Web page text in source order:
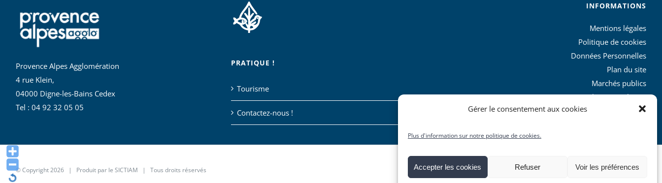
Gérer le consentement aux cookies
Plus d'information sur notre politique de cookies.
Accepter les cookies Refuser Voir les préférences
Provence Alpes Agglomération
4 rue Klein,
04000 Digne-les-Bains Cedex
Tel : 04 92 32 05 05
PRATIQUE !
Tourisme
Contactez-nous !
INFORMATIONS
Mentions légales
Politique de cookies
Données Personnelles
Plan du site
Marchés publics
Charte graphique
L’agglo recrute
© Copyright2026 | Produit par le SICTIAM | Tous droits réservés Facebook
X YouTubeInstagram